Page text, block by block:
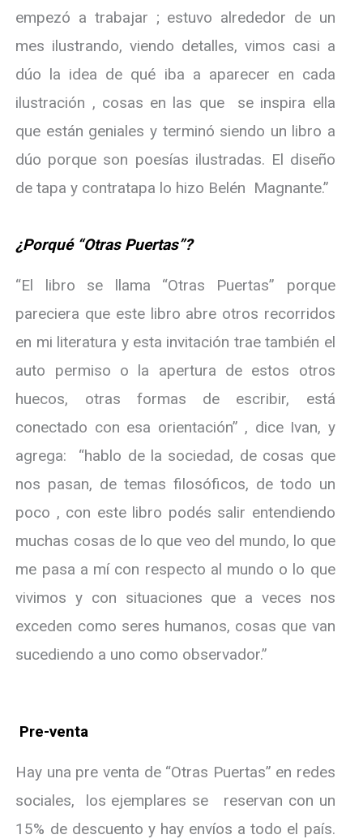
empezó a trabajar ; estuvo alrededor de un
mes ilustrando, viendo detalles, vimos casi a
dúo la idea de qué iba a aparecer en cada
ilustración , cosas en las que se inspira ella
que están geniales y terminó siendo un libro a
dúo porque son poesías ilustradas. El diseño
de tapa y contratapa lo hizo Belén Magnante.”
¿Porqué “Otras Puertas”?
“El libro se llama “Otras Puertas” porque
pareciera que este libro abre otros recorridos
en mi literatura y esta invitación trae también el
auto permiso o la apertura de estos otros
huecos, otras formas de escribir, está
conectado con esa orientación” , dice Ivan, y
agrega: “hablo de la sociedad, de cosas que
nos pasan, de temas filosóficos, de todo un
poco , con este libro podés salir entendiendo
muchas cosas de lo que veo del mundo, lo que
me pasa a mí con respecto al mundo o lo que
vivimos y con situaciones que a veces nos
exceden como seres humanos, cosas que van
sucediendo a uno como observador.”
Pre-venta
Hay una pre venta de “Otras Puertas” en redes
sociales, los ejemplares se reservan con un
15% de descuento y hay envíos a todo el país.